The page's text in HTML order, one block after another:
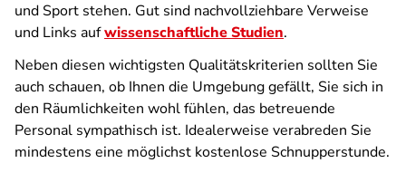
und Sport stehen. Gut sind nachvollziehbare Verweise
und Links aufwissenschaftliche Studien.
Neben diesen wichtigsten Qualitätskriterien sollten Sie
auch schauen, ob Ihnen die Umgebung gefällt, Sie sich in
den Räumlichkeiten wohl fühlen, das betreuende
Personal sympathisch ist. Idealerweise verabreden Sie
mindestens eine möglichst kostenlose Schnupperstunde.